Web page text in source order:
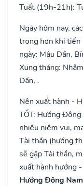
Tuất (19h-21h):
Ngày hôm nay,
trọng hơn khi tiến
ngày: Mậu Dần,
Xung tháng:
Dần, .
Nên xuất hành -
TỐT: Hướng
nhiều niềm vui,
Tài thần (hướng
sẽ gặp Tài thần,
xuất hành hướng
Hướng Đông Nam